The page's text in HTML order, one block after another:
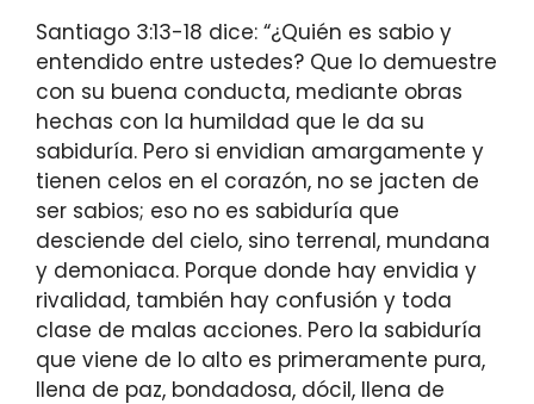
Santiago 3:13-18 dice: “¿Quién es sabio y
entendido entre ustedes? Que lo demuestre
con su buena conducta, mediante obras
hechas con la humildad que le da su
sabiduría. Pero si envidian amargamente y
tienen celos en el corazón, no se jacten de
ser sabios; eso no es sabiduría que
desciende del cielo, sino terrenal, mundana
y demoniaca. Porque donde hay envidia y
rivalidad, también hay confusión y toda
clase de malas acciones. Pero la sabiduría
que viene de lo alto es primeramente pura,
llena de paz, bondadosa, dócil, llena de